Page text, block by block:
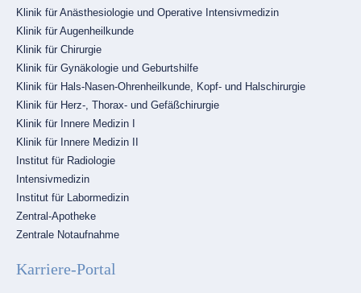
Navigation
überspringen
Klinik für Anästhesiologie und Operative Intensivmedizin
Klinik für Augenheilkunde
Klinik für Chirurgie
Klinik für Gynäkologie und Geburtshilfe
Klinik für Hals-Nasen-Ohrenheilkunde, Kopf- und Halschirurgie
Klinik für Herz-, Thorax- und Gefäßchirurgie
Klinik für Innere Medizin I
Klinik für Innere Medizin II
Institut für Radiologie
Intensivmedizin
Institut für Labormedizin
Zentral-Apotheke
Zentrale Notaufnahme
Karriere-Portal